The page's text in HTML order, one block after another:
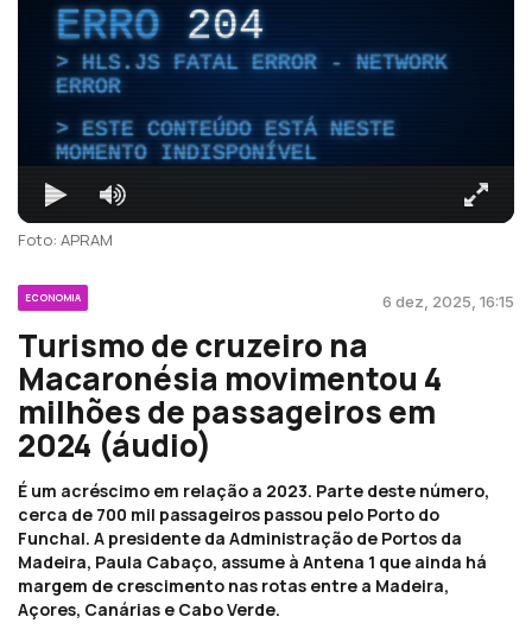
ERRO204
HLS.JS FATAL ERROR - NETWORK
ERROR
ESTE CONTEÚDO ESTÁ NESTE
MOMENTO INDISPONÍVEL
Foto: APRAM
ECONOMIA 6 dez, 2025, 16:15
Turismo de cruzeiro na
Macaronésia movimentou 4
milhões de passageiros em
2024 (áudio)
É um acréscimo em relação a 2023. Parte deste número,
cerca de 700 mil passageiros passou pelo Porto do
Funchal. A presidente da Administração de Portos da
Madeira, Paula Cabaço, assume à Antena 1 que ainda há
margem de crescimento nas rotas entre a Madeira,
Açores, Canárias e Cabo Verde.